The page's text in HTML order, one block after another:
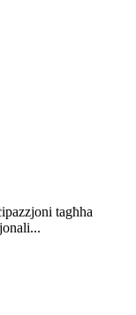
tagħha